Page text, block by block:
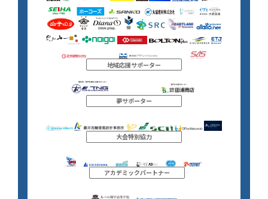
地域応援サポーター
夢サポーター
大会特別協力
アカデミックパートナー